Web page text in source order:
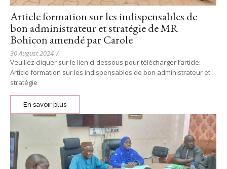
Article formation sur les indispensables de
bon administrateur et stratégie de MR
Bohicon amendé par Carole
30 August 2024 /
Veuillez cliquer sur le lien ci-dessous pour télécharger l’article:
Article formation sur les indispensables de bon administrateur et
stratégie
En savoir plus